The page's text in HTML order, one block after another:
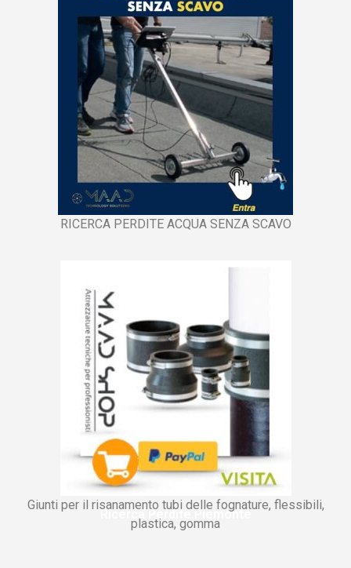
RICERCA PERDITE ACQUA SENZA SCAVO
Giunti per il risanamento tubi delle fognature, flessibili,
plastica, gomma
Ricerca Perdite Piemonte